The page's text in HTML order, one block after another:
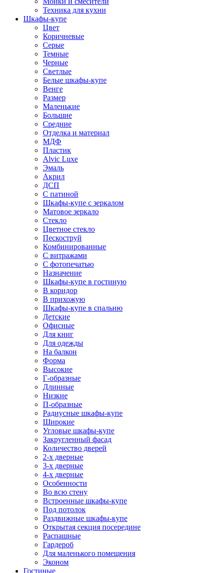
Техника для кухни
Шкафы-купе
Цвет
Коричневые
Серые
Темные
Черные
Светлые
Белые шкафы-купе
Венге
Размер
Маленькие
Большие
Средние
Отделка и материал
МДФ
Пластик
Alvic Luxe
Эмаль
Акрил
ДСП
С патиной
Шкафы-купе с зеркалом
Матовое зеркало
Стекло
Цветное стекло
Пескоструй
Комбинированные
С витражами
С фотопечатью
Назначение
Шкафы-купе в гостиную
В коридор
В прихожую
Шкафы-купе в спальню
Детские
Офисные
Для книг
Для одежды
На балкон
Форма
Высокие
Г-образные
Длинные
Низкие
П-образные
Радиусные шкафы-купе
Широкие
Угловые шкафы-купе
Закругленный фасад
Количество дверей
2-х дверные
3-х дверные
4-х дверные
Особенности
Во всю стену
Встроенные шкафы-купе
Под потолок
Раздвижные шкафы-купе
Открытая секция посередине
Распашные
Гардероб
Для маленького помещения
Эконом
Гостиные